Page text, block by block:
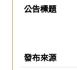
公告標題
發布來源